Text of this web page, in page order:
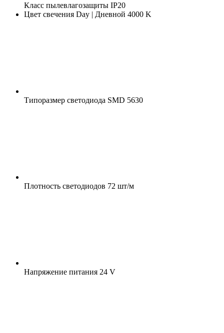
Класс пылевлагозащиты IP20
Цвет свечения Day | Дневной 4000 K
Типоразмер светодиода SMD 5630
Плотность светодиодов 72 шт/м
Напряжение питания 24 V